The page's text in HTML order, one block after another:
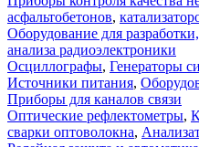
асфальтобетонов,
Оборудование для
анализа радиоэлектроники
Осциллографы, Генераторы
Источники питания,
Приборы для каналов связи
Оптические рефлектометры,
сварки оптоволокна,